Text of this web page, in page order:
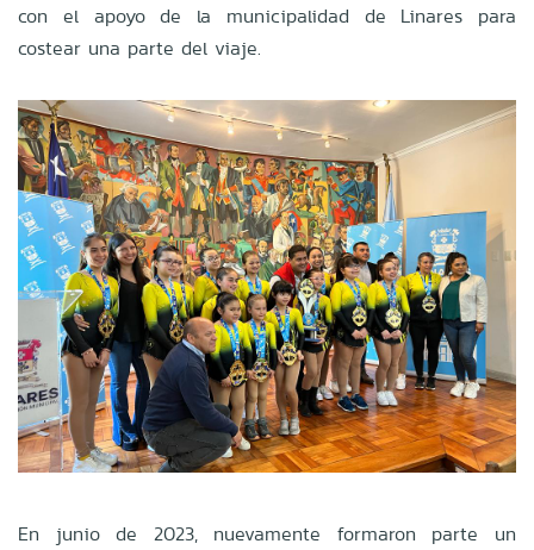
con el apoyo de la municipalidad de Linares para
costear una parte del viaje.
En junio de 2023, nuevamente formaron parte un